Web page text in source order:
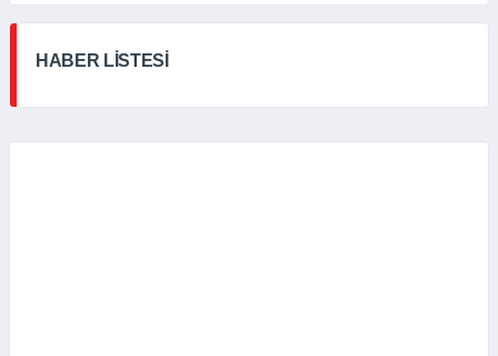
HABER LİSTESİ